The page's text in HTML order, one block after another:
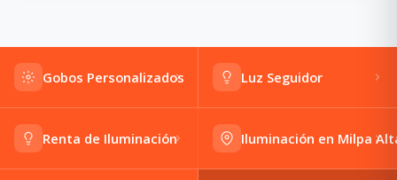
Gobos Personalizados Luz Seguidor
Renta de Iluminación Iluminación en Milpa